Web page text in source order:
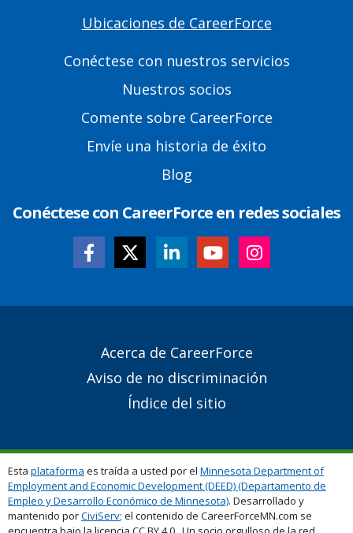
Ubicaciones de CareerForce
Conéctese con nuestros servicios
Nuestros socios
Comente sobre CareerForce
Envíe una historia de éxito
Blog
Conéctese con CareerForce en redes sociales
Acerca de CareerForce
Aviso de no discriminación
Índice del sitio
Esta plataforma es traída a usted por el Minnesota Department of
Employment and Economic Development (DEED) (Departamento de
Empleo y Desarrollo Económico de Minnesota). Desarrollado y
mantenido porCiviServ; el contenido de CareerForceMN.com se